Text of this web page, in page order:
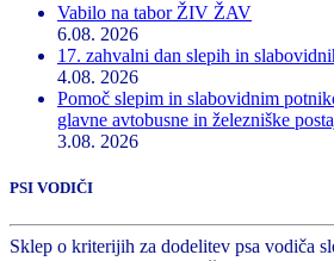
Vabilo na tabor ŽIV ŽAV
6.08. 2026
17. zahvalni dan slepih in
4.08. 2026
Pomoč slepim in slabovidnim
glavne avtobusne in železniške
3.08. 2026
PSI VODIČI
Sklep o kriterijih za dodelitev psa vodiča